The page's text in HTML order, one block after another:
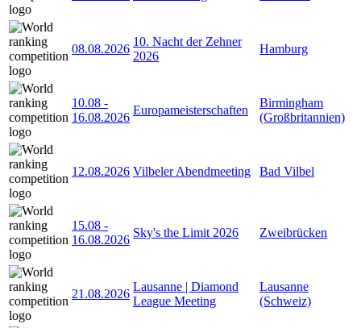
08.08.2026
10. Nacht der Zehner
2026
Hamburg
10.08 -
16.08.2026
Europameisterschaften
Birmingham
(Großbritannien)
12.08.2026 Vilbeler Abendmeeting Bad Vilbel
15.08 -
16.08.2026
Sky's the Limit 2026 Zweibrücken
21.08.2026
Lausanne | Diamond
League Meeting
Lausanne
(Schweiz)